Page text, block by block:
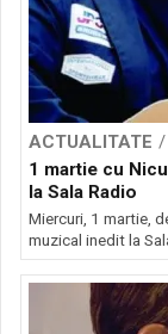
ACTUALITATE
1 martie cu
la Sala Radio
Miercuri, 1 martie,
muzical inedit la